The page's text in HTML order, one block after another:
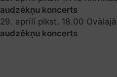
audzēkņu koncerts
29. aprīlī plkst. 18.00
audzēkņu koncerts